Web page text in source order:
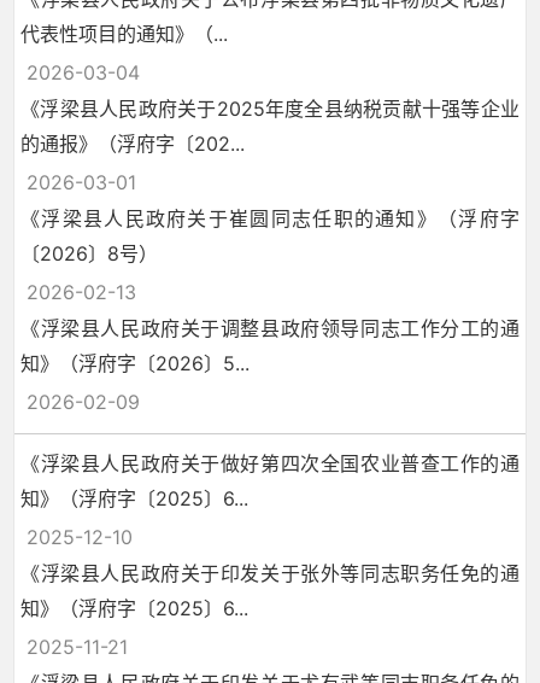
代表性项目的通知》（...
2026-03-04
《浮梁县人民政府关于2025年度全县纳税贡献十强等企业
的通报》（浮府字〔202...
2026-03-01
《浮梁县人民政府关于崔圆同志任职的通知》（浮府字
〔2026〕8号）
2026-02-13
《浮梁县人民政府关于调整县政府领导同志工作分工的通
知》（浮府字〔2026〕5...
2026-02-09
《浮梁县人民政府关于做好第四次全国农业普查工作的通
知》（浮府字〔2025〕6...
2025-12-10
《浮梁县人民政府关于印发关于张外等同志职务任免的通
知》（浮府字〔2025〕6...
2025-11-21